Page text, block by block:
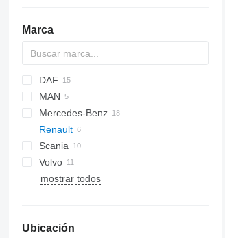
Marca
X-Series
DAF
XF
Ram
Stralis
Trakker
MAN
TGL
TGM
TGS
TGX
Mercedes-Benz
A-Class
Actros
Antos
Arocs
Renault
Magnum
Premium
Scania
R-series
Alpino
Urbino
Volvo
B-series
mostrar todos
Ubicación